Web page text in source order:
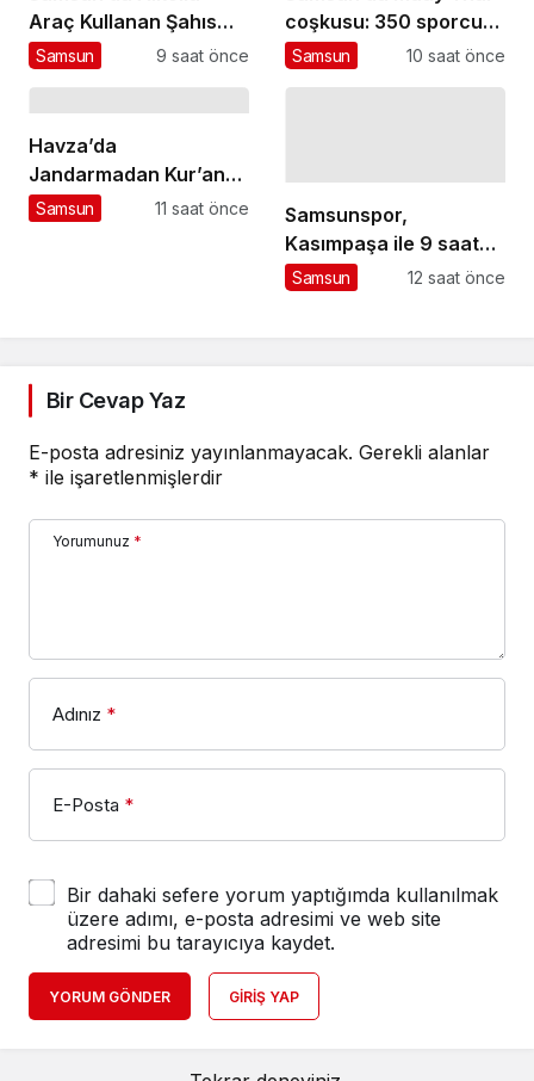
Araç Kullanan Şahıs
Cezaevinde
Samsun 9 saat önce
coşkusu: 350 sporcu
mücadele ediyor
Samsun 10 saat önce
Havza’da
Jandarmadan Kur’an
Kursu Öğrencilerine
Samsun 11 saat önce
Samsunspor,
Kasımpaşa ile 9 saat
arayla iki hazırlık maçı
Samsun 12 saat önce
Bir Cevap Yaz
E-posta adresiniz yayınlanmayacak. Gerekli alanlar
* ile işaretlenmişlerdir
Yorumunuz *
Adınız *
E-Posta *
Bir dahaki sefere yorum yaptığımda kullanılmak
üzere adımı, e-posta adresimi ve web site
adresimi bu tarayıcıya kaydet.
YORUM GÖNDER GIRIŞ YAP